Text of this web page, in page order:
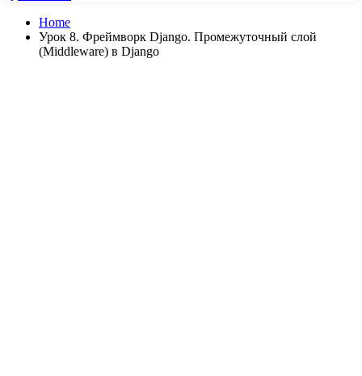
Home
Урок 8. Фреймворк Django. Промежуточный слой
(Middleware) в Django